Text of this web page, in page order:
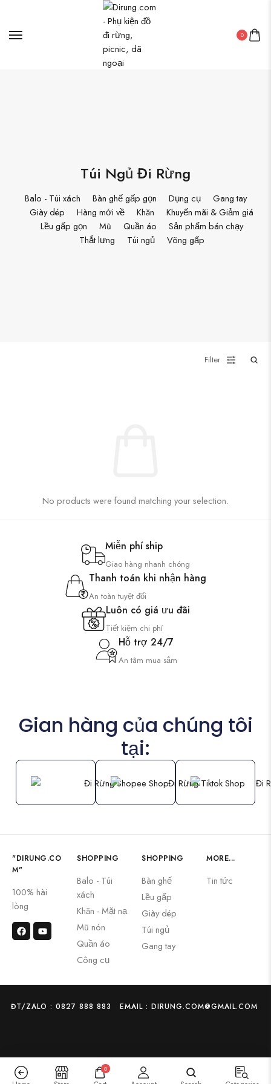
0
Túi Ngủ Đi Rừng
Balo - Túi xách Bàn ghế gấp gọn Dụng cụ
Gang tay
Giày dép
Hàng mới về Khăn
Khuyến mãi & Giảm giá
Lều gấp gọn
Mũ Quần áo
Sản phẩm bán chạy
Thắt lưng
Túi ngủ Võng gấp
Filter
No products were found matching your selection.
Miễn phí ship
Giao hàng nhanh chóng
Thanh toán khi nhận hàng
An toàn tuyệt đối
Luôn có giá ưu đãi
Tiết kiệm chi phí
Hỗ trợ 24/7
An tâm mua sắm
Gian hàng của chúng tôi
tại:
"DIRUNG.CO
M"
100% hài
lòng
SHOPPING
Balo - Túi
xách
Khăn - Mặt nạ
Mũ nón
Quần áo
Công cụ
SHOPPING
Bàn ghế
Lều gấp
Giày dép
Túi ngủ
Gang tay
MORE...
Tin tức
ĐT/ZALO : 0827 888 883 EMAIL : DIRUNG.COM@GMAIL.COM
0